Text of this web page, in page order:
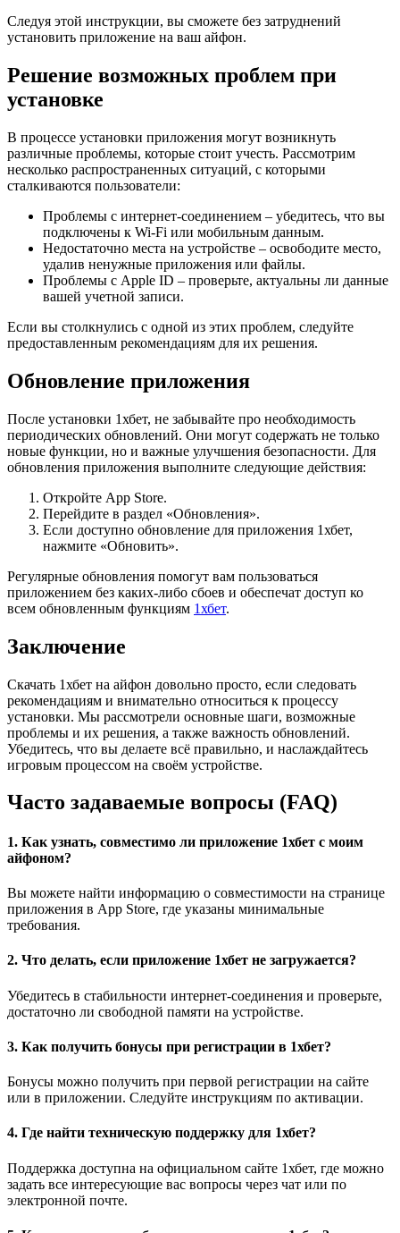
Следуя этой инструкции, вы сможете без затруднений
установить приложение на ваш айфон.
Решение возможных проблем при
установке
В процессе установки приложения могут возникнуть
различные проблемы, которые стоит учесть. Рассмотрим
несколько распространенных ситуаций, с которыми
сталкиваются пользователи:
Проблемы с интернет-соединением – убедитесь, что вы
подключены к Wi-Fi или мобильным данным.
Недостаточно места на устройстве – освободите место,
удалив ненужные приложения или файлы.
Проблемы с Apple ID – проверьте, актуальны ли данные
вашей учетной записи.
Если вы столкнулись с одной из этих проблем, следуйте
предоставленным рекомендациям для их решения.
Обновление приложения
После установки 1хбет, не забывайте про необходимость
периодических обновлений. Они могут содержать не только
новые функции, но и важные улучшения безопасности. Для
обновления приложения выполните следующие действия:
Откройте App Store.
Перейдите в раздел «Обновления».
Если доступно обновление для приложения 1хбет,
нажмите «Обновить».
Регулярные обновления помогут вам пользоваться
приложением без каких-либо сбоев и обеспечат доступ ко
всем обновленным функциям 1хбет.
Заключение
Скачать 1хбет на айфон довольно просто, если следовать
рекомендациям и внимательно относиться к процессу
установки. Мы рассмотрели основные шаги, возможные
проблемы и их решения, а также важность обновлений.
Убедитесь, что вы делаете всё правильно, и наслаждайтесь
игровым процессом на своём устройстве.
Часто задаваемые вопросы (FAQ)
1. Как узнать, совместимо ли приложение 1хбет с моим
айфоном?
Вы можете найти информацию о совместимости на странице
приложения в App Store, где указаны минимальные
требования.
2. Что делать, если приложение 1хбет не загружается?
Убедитесь в стабильности интернет-соединения и проверьте,
достаточно ли свободной памяти на устройстве.
3. Как получить бонусы при регистрации в 1хбет?
Бонусы можно получить при первой регистрации на сайте
или в приложении. Следуйте инструкциям по активации.
4. Где найти техническую поддержку для 1хбет?
Поддержка доступна на официальном сайте 1хбет, где можно
задать все интересующие вас вопросы через чат или по
электронной почте.